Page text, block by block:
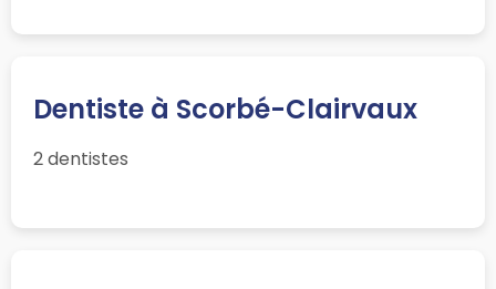
Dentiste à Scorbé-Clairvaux
2 dentistes